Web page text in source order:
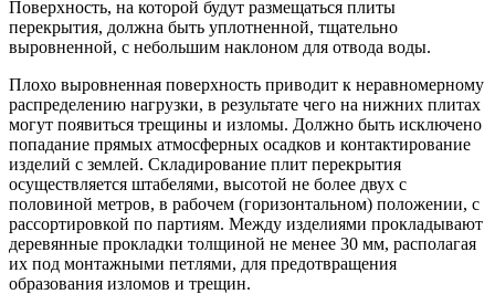
Поверхность, на которой будут размещаться плиты
перекрытия, должна быть уплотненной, тщательно
выровненной, с небольшим наклоном для отвода воды.
Плохо выровненная поверхность приводит к неравномерному
распределению нагрузки, в результате чего на нижних плитах
могут появиться трещины и изломы. Должно быть исключено
попадание прямых атмосферных осадков и контактирование
изделий с землей. Складирование плит перекрытия
осуществляется штабелями, высотой не более двух с
половиной метров, в рабочем (горизонтальном) положении, с
рассортировкой по партиям. Между изделиями прокладывают
деревянные прокладки толщиной не менее 30 мм, располагая
их под монтажными петлями, для предотвращения
образования изломов и трещин.